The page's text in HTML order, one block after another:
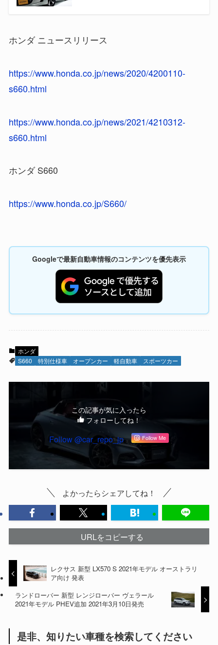
ホンダ ニュースリリース
https://www.honda.co.jp/news/2020/4200110-
s660.html
https://www.honda.co.jp/news/2021/4210312-
s660.html
ホンダ S660
https://www.honda.co.jp/S660/
Googleで最新自動車情報のコンテンツを優先表示
ホンダ
S660
特別仕様車 オープンカー 軽自動車 スポーツカー
この記事が気に入ったら
フォローしてね！
Follow @car_repo_jp Follow Me
よかったらシェアしてね！
URLをコピーする
レクサス 新型 LX570 S 2021年モデル オーストラリ
ア向け 発表
ランドローバー 新型 レンジローバー ヴェラール
2021年モデル PHEV追加 2021年3月10日発売
是非、知りたい車種を検索してください